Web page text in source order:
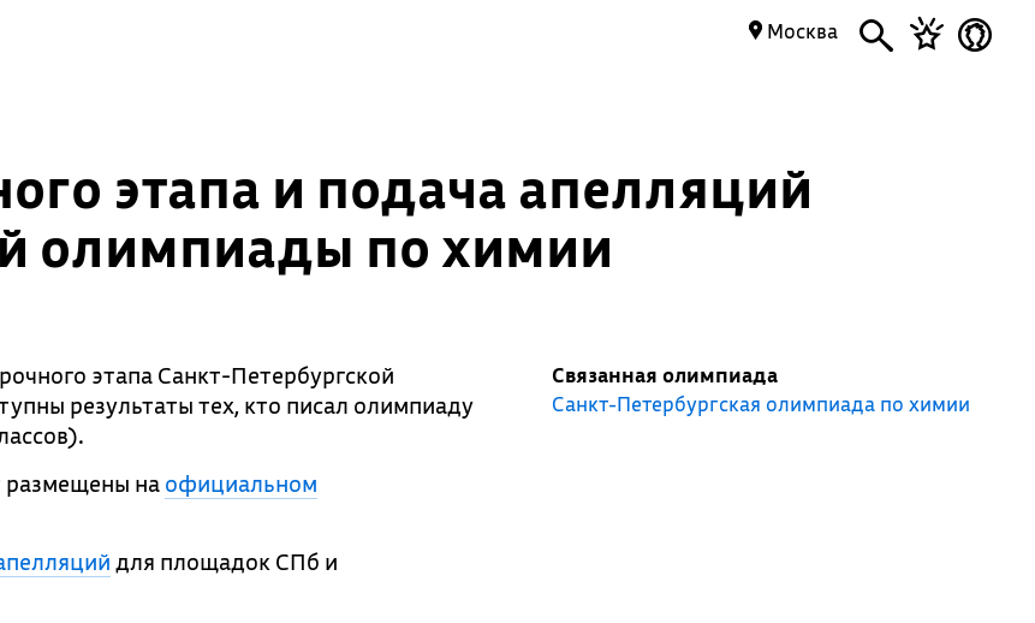
Москва
этапа и подача апелляций
олимпиады по химии
этапа Санкт-Петербургской
результаты тех, кто писал олимпиаду
размещены на официальном
для площадок СПб и
Связанная олимпиада
Санкт-Петербургская олимпиада по химии